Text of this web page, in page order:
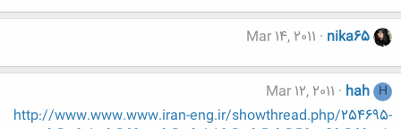
nika65
Mar 14, 2011
H
hah
Mar 12, 2011
http://www.www.www.iran-eng.ir/showthread.php/254695-